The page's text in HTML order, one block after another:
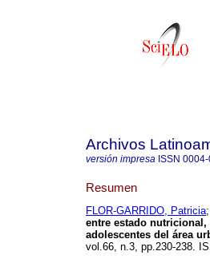
Archivos
versión impresa ISSN
Resumen
FLOR-GARRIDO, Patricia;
entre estado
adolescentes del área
vol.66, n.3, pp.230-238.